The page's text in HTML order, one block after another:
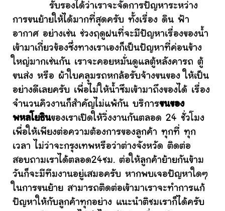
รับรองได้ว่าเราจะจัดการปัญหาระหว่าง
การขนย้ายให้ได้มากที่สุดครับ ทั้งเรื่อง ดิน ฟ้า
อากาศ อย่างเช่น ช่วงฤดูฝนที่จะมีปัญหาเรื่องของน้ำ
เข้ามาเกี่ยวข้องซึ่งทางเราเองก็เป็นปัญหาที่ค่อนข้าง
ใหญ่มากเช่นกัน เราจะคอยหมั่นดูแลตู้หลังคารถ ตู้
ขนส่ง หรือ ผ้าใบคลุมรถหกล้อรับจ้างขนของ ให้เป็น
อย่างดีเลยครับ เพื่อไม่ให้น้ำซึมเข้ามาถึงของได้ เรื่อง
จำนวนคิวงานก็สำคัญไม่แพ้กัน บริการขนของ
พหลโยธินของเราเปิดให้วิ่งงานกันตลอด 24 ชั่วโมง
เพื่อให้เพียงต่อความต้องการของลูกค้า ทุกที่ ทุก
เวลา ไม่ว่าจะกรุงเทพหรือว่าต่างจังหวัด ติดต่อ
สอบถามเราได้ตลอด24ชม. ต่อให้ลูกค้าย้ายกันข้าม
วันก็จะมีทีมงานอยู่เสมอครับ หากพบเจอปัญหาใดๆ
ในการขนย้าย สามารถติดต่อเข้ามาเราจะทำการแก้
ปัญหาให้กับลูกค้าทุกอย่าง แนะนำติชมเราก็ได้ครับ